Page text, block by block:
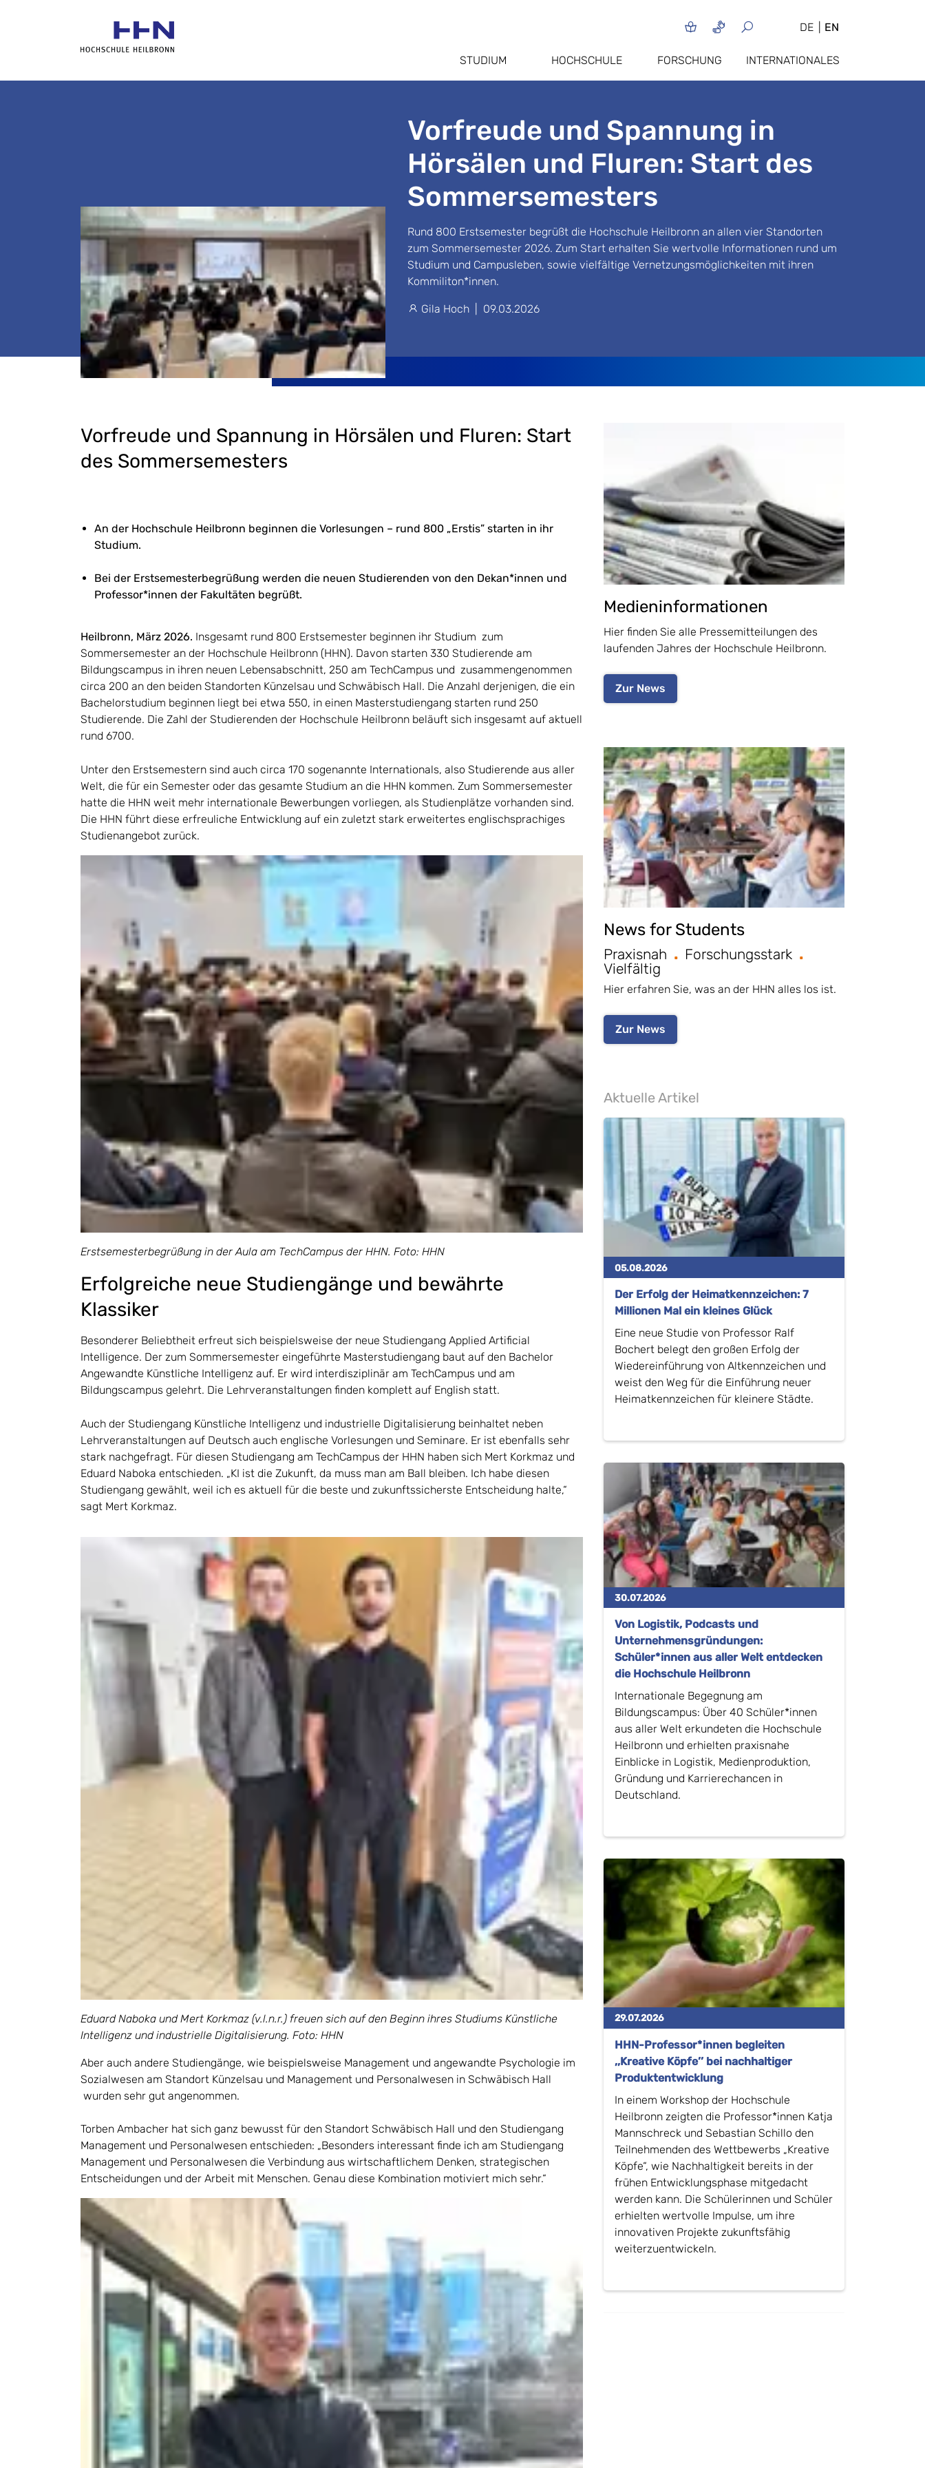
DE EN
STUDIUM HOCHSCHULE FORSCHUNG INTERNATIONALES
Vorfreude und Spannung in
Hörsälen und Fluren: Start des
Sommersemesters
Rund 800 Erstsemester begrüßt die Hochschule Heilbronn an allen vier Standorten
zum Sommersemester 2026. Zum Start erhalten Sie wertvolle Informationen rund um
Studium und Campusleben, sowie vielfältige Vernetzungsmöglichkeiten mit ihren
Kommiliton*innen.
Gila Hoch 09.03.2026
Vorfreude und Spannung in Hörsälen und Fluren: Start
des Sommersemesters
An der Hochschule Heilbronn beginnen die Vorlesungen – rund 800 „Erstis” starten in ihr
Studium.
Bei der Erstsemesterbegrüßung werden die neuen Studierenden von den Dekan*innen und
Professor*innen der Fakultäten begrüßt.
Heilbronn, März 2026. Insgesamt rund 800 Erstsemester beginnen ihr Studium zum
Sommersemester an der Hochschule Heilbronn (HHN). Davon starten 330 Studierende am
Bildungscampus in ihren neuen Lebensabschnitt, 250 am TechCampus und zusammengenommen
circa 200 an den beiden Standorten Künzelsau und Schwäbisch Hall. Die Anzahl derjenigen, die ein
Bachelorstudium beginnen liegt bei etwa 550, in einen Masterstudiengang starten rund 250
Studierende. Die Zahl der Studierenden der Hochschule Heilbronn beläuft sich insgesamt auf aktuell
rund 6700.
Unter den Erstsemestern sind auch circa 170 sogenannte Internationals, also Studierende aus aller
Welt, die für ein Semester oder das gesamte Studium an die HHN kommen. Zum Sommersemester
hatte die HHN weit mehr internationale Bewerbungen vorliegen, als Studienplätze vorhanden sind.
Die HHN führt diese erfreuliche Entwicklung auf ein zuletzt stark erweitertes englischsprachiges
Studienangebot zurück.
Erstsemesterbegrüßung in der Aula am TechCampus der HHN. Foto: HHN
Erfolgreiche neue Studiengänge und bewährte
Klassiker
Besonderer Beliebtheit erfreut sich beispielsweise der neue Studiengang Applied Artificial
Intelligence. Der zum Sommersemester eingeführte Masterstudiengang baut auf den Bachelor
Angewandte Künstliche Intelligenz auf. Er wird interdisziplinär am TechCampus und am
Bildungscampus gelehrt. Die Lehrveranstaltungen finden komplett auf English statt.
Auch der Studiengang Künstliche Intelligenz und industrielle Digitalisierung beinhaltet neben
Lehrveranstaltungen auf Deutsch auch englische Vorlesungen und Seminare. Er ist ebenfalls sehr
stark nachgefragt. Für diesen Studiengang am TechCampus der HHN haben sich Mert Korkmaz und
Eduard Naboka entschieden. „KI ist die Zukunft, da muss man am Ball bleiben. Ich habe diesen
Studiengang gewählt, weil ich es aktuell für die beste und zukunftssicherste Entscheidung halte,“
sagt Mert Korkmaz.
Eduard Naboka und Mert Korkmaz (v.l.n.r.) freuen sich auf den Beginn ihres Studiums Künstliche
Intelligenz und industrielle Digitalisierung. Foto: HHN
Aber auch andere Studiengänge, wie beispielsweise Management und angewandte Psychologie im
Sozialwesen am Standort Künzelsau und Management und Personalwesen in Schwäbisch Hall
wurden sehr gut angenommen.
Torben Ambacher hat sich ganz bewusst für den Standort Schwäbisch Hall und den Studiengang
Management und Personalwesen entschieden: „Besonders interessant finde ich am Studiengang
Management und Personalwesen die Verbindung aus wirtschaftlichem Denken, strategischen
Entscheidungen und der Arbeit mit Menschen. Genau diese Kombination motiviert mich sehr.“
Medieninformationen
Hier finden Sie alle Pressemitteilungen des
laufenden Jahres der Hochschule Heilbronn.
Zur News
News for Students
Praxisnah
Forschungsstark
Vielfältig
Hier erfahren Sie, was an der HHN alles los ist.
Zur News
Aktuelle Artikel
05.08.2026
Der Erfolg der Heimatkennzeichen: 7
Millionen Mal ein kleines Glück
Eine neue Studie von Professor Ralf
Bochert belegt den großen Erfolg der
Wiedereinführung von Altkennzeichen und
weist den Weg für die Einführung neuer
Heimatkennzeichen für kleinere Städte.
30.07.2026
Von Logistik, Podcasts und
Unternehmensgründungen:
Schüler*innen aus aller Welt entdecken
die Hochschule Heilbronn
Internationale Begegnung am
Bildungscampus: Über 40 Schüler*innen
aus aller Welt erkundeten die Hochschule
Heilbronn und erhielten praxisnahe
Einblicke in Logistik, Medienproduktion,
Gründung und Karrierechancen in
Deutschland.
29.07.2026
HHN-Professor*innen begleiten
,,Kreative Köpfe’’ bei nachhaltiger
Produktentwicklung
In einem Workshop der Hochschule
Heilbronn zeigten die Professor*innen Katja
Mannschreck und Sebastian Schillo den
Teilnehmenden des Wettbewerbs „Kreative
Köpfe“, wie Nachhaltigkeit bereits in der
frühen Entwicklungsphase mitgedacht
werden kann. Die Schülerinnen und Schüler
erhielten wertvolle Impulse, um ihre
innovativen Projekte zukunftsfähig
weiterzuentwickeln.